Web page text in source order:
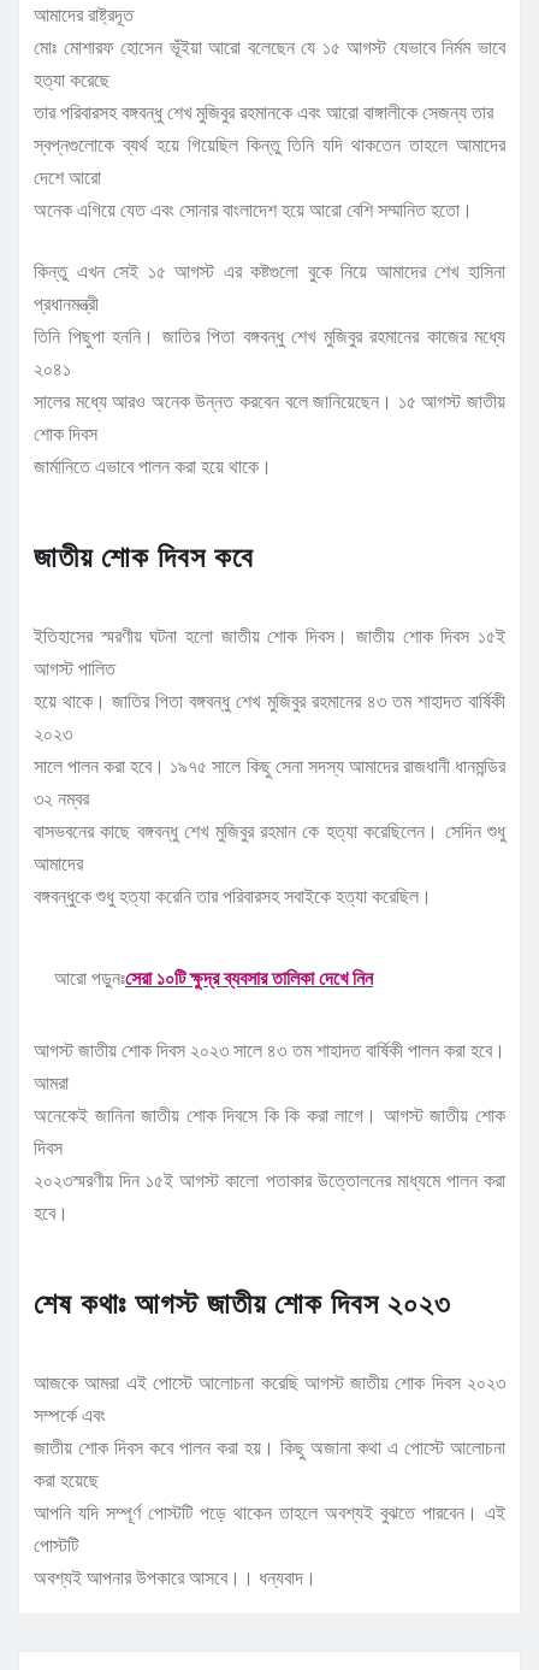
আমাদের রাষ্ট্রদূত
মোঃ মোশারফ হোসেন ভূঁইয়া আরো বলেছেন যে ১৫ আগস্ট যেভাবে নির্মম ভাবে
হত্যা করেছে
তার পরিবারসহ বঙ্গবন্ধু শেখ মুজিবুর রহমানকে এবং আরো বাঙ্গালীকে সেজন্য তার
স্বপ্নগুলোকে ব্যর্থ হয়ে গিয়েছিল কিন্তু তিনি যদি থাকতেন তাহলে আমাদের
দেশে আরো
অনেক এগিয়ে যেত এবং সোনার বাংলাদেশ হয়ে আরো বেশি সম্মানিত হতো।
কিন্তু এখন সেই ১৫ আগস্ট এর কষ্টগুলো বুকে নিয়ে আমাদের শেখ হাসিনা
প্রধানমন্ত্রী
তিনি পিছুপা হননি। জাতির পিতা বঙ্গবন্ধু শেখ মুজিবুর রহমানের কাজের মধ্যে
২০৪১
সালের মধ্যে আরও অনেক উন্নত করবেন বলে জানিয়েছেন। ১৫ আগস্ট জাতীয়
শোক দিবস
জার্মানিতে এভাবে পালন করা হয়ে থাকে।
জাতীয় শোক দিবস কবে
ইতিহাসের স্মরণীয় ঘটনা হলো জাতীয় শোক দিবস। জাতীয় শোক দিবস ১৫ই
আগস্ট পালিত
হয়ে থাকে। জাতির পিতা বঙ্গবন্ধু শেখ মুজিবুর রহমানের ৪৩ তম শাহাদত বার্ষিকী
২০২৩
সালে পালন করা হবে। ১৯৭৫ সালে কিছু সেনা সদস্য আমাদের রাজধানী ধানমন্ডির
৩২ নম্বর
বাসভবনের কাছে বঙ্গবন্ধু শেখ মুজিবুর রহমান কে হত্যা করেছিলেন। সেদিন শুধু
আমাদের
বঙ্গবন্ধুকে শুধু হত্যা করেনি তার পরিবারসহ সবাইকে হত্যা করেছিল।
আরো পড়ুনঃসেরা ১০টি ক্ষুদ্র ব্যবসার তালিকা দেখে নিন
আগস্ট জাতীয় শোক দিবস ২০২৩ সালে ৪৩ তম শাহাদত বার্ষিকী পালন করা হবে।
আমরা
অনেকেই জানিনা জাতীয় শোক দিবসে কি কি করা লাগে। আগস্ট জাতীয় শোক
দিবস
২০২৩স্মরণীয় দিন ১৫ই আগস্ট কালো পতাকার উত্তোলনের মাধ্যমে পালন করা
হবে।
শেষ কথাঃ আগস্ট জাতীয় শোক দিবস ২০২৩
আজকে আমরা এই পোস্টে আলোচনা করেছি আগস্ট জাতীয় শোক দিবস ২০২৩
সম্পর্কে এবং
জাতীয় শোক দিবস কবে পালন করা হয়। কিছু অজানা কথা এ পোস্টে আলোচনা
করা হয়েছে
আপনি যদি সম্পূর্ণ পোস্টটি পড়ে থাকেন তাহলে অবশ্যই বুঝতে পারবেন। এই
পোস্টটি
অবশ্যই আপনার উপকারে আসবে।। ধন্যবাদ।